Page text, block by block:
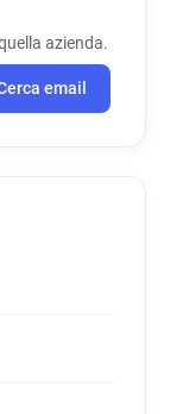
azienda.
email